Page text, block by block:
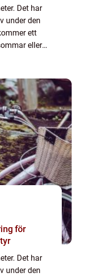
Det har
under den
ett
eller
för
Det har
under den